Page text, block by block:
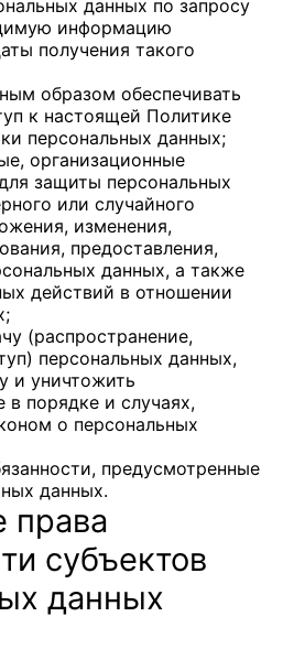
данных по запросу
информацию
получения такого
образом обеспечивать
к настоящей Политике
персональных данных;
организационные
защиты персональных
или случайного
изменения,
предоставления,
данных, а также
действий в отношении
(распространение,
персональных данных,
и уничтожить
в порядке и случаях,
о персональных
предусмотренные
данных.
права
субъектов
данных